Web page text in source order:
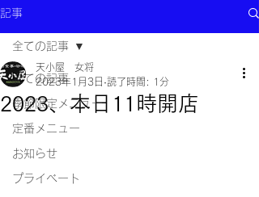
記事
全ての記事
季節限定メニュー
定番メニュー
お知らせ
プライベート
全ての記事
2023、本日11時開店
天小屋 女将
2023年1月3日 読了時間: 1分